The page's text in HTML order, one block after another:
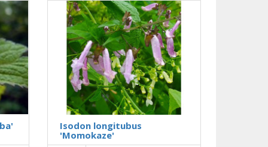
Isodon longitubus
'Momokaze'